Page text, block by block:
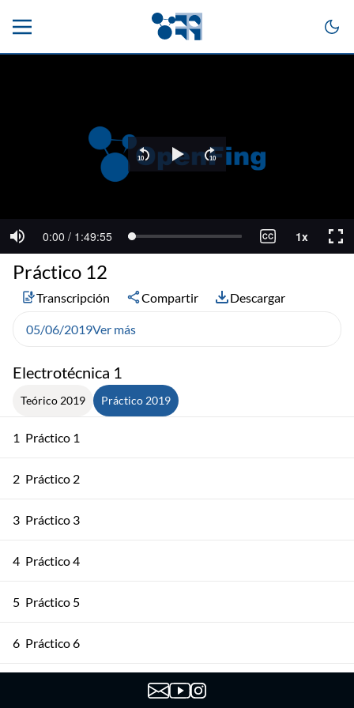
Electrotécnica 1
Teórico 2019 Práctico 2019
1 Práctico 1
2 Práctico 2
3 Práctico 3
4 Práctico 4
5 Práctico 5
6 Práctico 6
Práctico 12
Transcripción Compartir Descargar
05/06/2019Ver más